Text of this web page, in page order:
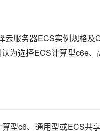
服务器ECS实例规格
为选择ECS计算型c6e
型c6、通用型或ECS共